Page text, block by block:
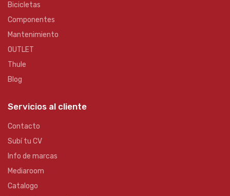
Bicicletas
Componentes
Mantenimiento
OUTLET
Thule
Blog
Servicios al cliente
Contacto
Subí tu CV
Info de marcas
Mediaroom
Catalogo